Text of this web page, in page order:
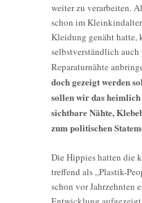
weiter zu verarbeiten.
schon im
Kleidung genäht hatte,
selbstverständlich
Reparaturnähte
doch gezeigt werden
sollen wir das heimlich
sichtbare Nähte,
zum politischen
Die Hippies hatten die
treffend als „Plastik-
schon vor Jahrzehnten